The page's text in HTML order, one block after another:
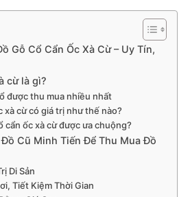
Gỗ Cổ Cẩn Ốc Xà Cừ – Uy Tín,
cừ là gì?
được thu mua nhiều nhất
xà cừ có giá trị như thế nào?
cẩn ốc xà cừ được ưa chuộng?
Cũ Minh Tiến Để Thu Mua Đồ
Di Sản
Tiết Kiệm Thời Gian